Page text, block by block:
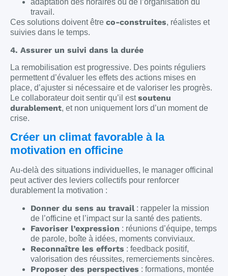
adaptation des horaires ou de l’organisation du
travail.
Ces solutions doivent être co-construites, réalistes et
suivies dans le temps.
4. Assurer un suivi dans la durée
La remobilisation est progressive. Des points réguliers
permettent d’évaluer les effets des actions mises en
place, d’ajuster si nécessaire et de valoriser les progrès.
Le collaborateur doit sentir qu’il estsoutenu
durablement, et non uniquement lors d’un moment de
crise.
Créer un climat favorable à la
motivation en officine
Au-delà des situations individuelles, le manager officinal
peut activer des leviers collectifs pour renforcer
durablement la motivation :
Donner du sens au travail : rappeler la mission
de l’officine et l’impact sur la santé des patients.
Favoriser l’expression : réunions d’équipe, temps
de parole, boîte à idées, moments conviviaux.
Reconnaître les efforts : feedback positif,
valorisation des réussites, remerciements sincères.
Proposer des perspectives : formations, montée